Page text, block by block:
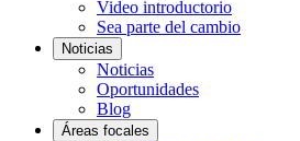
Video introductorio
Sea parte del cambio
Noticias
Noticias
Oportunidades
Blog
Áreas focales